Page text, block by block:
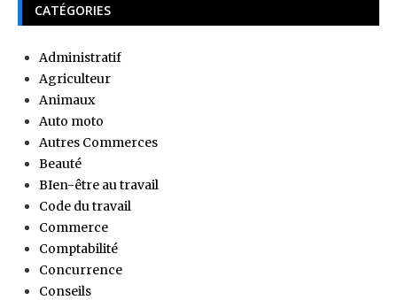
CATÉGORIES
Administratif
Agriculteur
Animaux
Auto moto
Autres Commerces
Beauté
BIen-être au travail
Code du travail
Commerce
Comptabilité
Concurrence
Conseils